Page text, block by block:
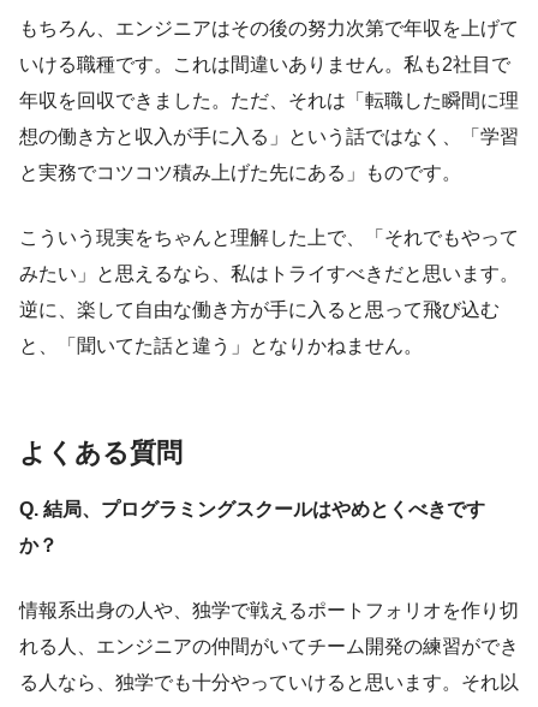
もちろん、エンジニアはその後の努力次第で年収を上げて
いける職種です。これは間違いありません。私も2社目で
年収を回収できました。ただ、それは「転職した瞬間に理
想の働き方と収入が手に入る」という話ではなく、「学習
と実務でコツコツ積み上げた先にある」ものです。
こういう現実をちゃんと理解した上で、「それでもやって
みたい」と思えるなら、私はトライすべきだと思います。
逆に、楽して自由な働き方が手に入ると思って飛び込む
と、「聞いてた話と違う」となりかねません。
よくある質問
Q. 結局、プログラミングスクールはやめとくべきです
か？
情報系出身の人や、独学で戦えるポートフォリオを作り切
れる人、エンジニアの仲間がいてチーム開発の練習ができ
る人なら、独学でも十分やっていけると思います。それ以